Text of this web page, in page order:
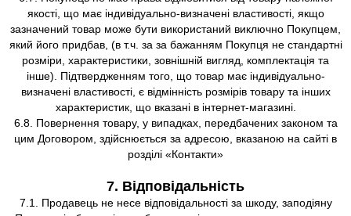
якості, що має індивідуально-визначені властивості, якщо
зазначений товар може бути використаний виключно Покупцем,
який його придбав, (в т.ч. за за бажанням Покупця не стандартні
розміри, характеристики, зовнішній вигляд, комплектація та
інше). Підтвердженням того, що товар має індивідуально-
визначені властивості, є відмінність розмірів товару та інших
характеристик, що вказані в інтернет-магазині.
6.8. Повернення товару, у випадках, передбачених законом та
цим Договором, здійснюється за адресою, вказаною на сайті в
розділі «Контакти»
7. Відповідальність
7.1. Продавець не несе відповідальності за шкоду, заподіяну